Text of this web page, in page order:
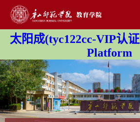
太阳成(tyc122cc-VIP认
Platform